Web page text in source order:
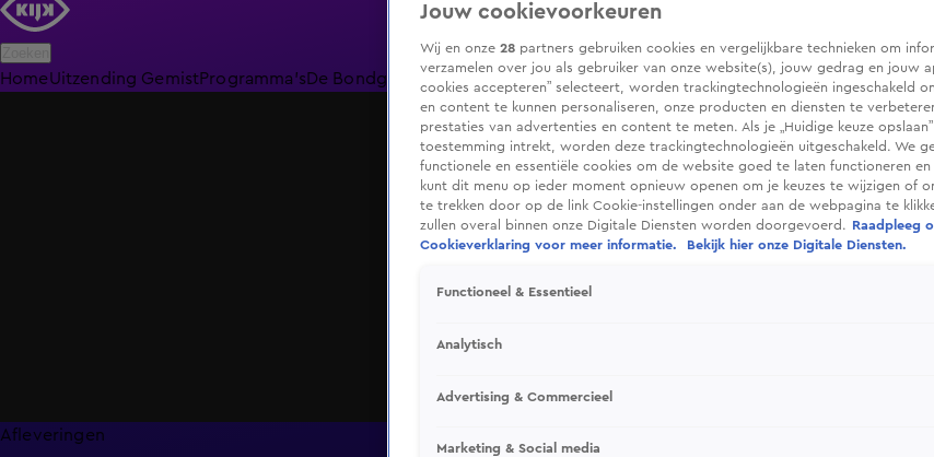
HomeUitzending GemistProgramma's De Bondgenoten De Oranjezomer Livestreams Shop
Afleveringen
Jouw cookievoorkeuren
Wij en onze 28 partners gebruiken cookies en vergelijkbare technieken om
verzamelen over jou als gebruiker van onze website(s), jouw gedrag en jouw
cookies accepteren” selecteert, worden trackingtechnologieën ingeschakeld
en content te kunnen personaliseren, onze producten en diensten te
prestaties van advertenties en content te meten. Als je „Huidige keuze
toestemming intrekt, worden deze trackingtechnologieën uitgeschakeld. We
functionele en essentiële cookies om de website goed te laten functioneren
kunt dit menu op ieder moment opnieuw openen om je keuzes te wijzigen of
te trekken door op de link Cookie-instellingen onder aan de webpagina te
zullen overal binnen onze Digitale Diensten worden doorgevoerd.
Raadpleeg
Cookieverklaring voor meer informatie.
Bekijk hier onze Digitale Diensten.
Functioneel & Essentieel
Analytisch
Advertising & Commercieel
Marketing & Social media